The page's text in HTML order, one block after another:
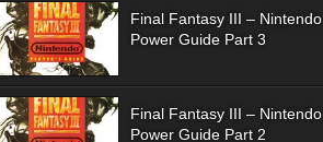
Final Fantasy III – Nintendo
Power Guide Part 3
Final Fantasy III – Nintendo
Power Guide Part 2